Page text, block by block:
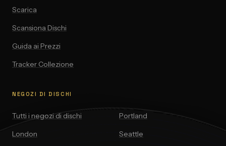
Scarica
Scansiona Dischi
Guida ai Prezzi
Tracker Collezione
NEGOZI DI DISCHI
Tutti i negozi di dischi
London
Portland
Seattle